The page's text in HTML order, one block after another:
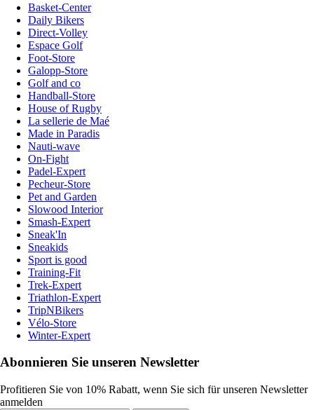
Basket-Center
Daily Bikers
Direct-Volley
Espace Golf
Foot-Store
Galopp-Store
Golf and co
Handball-Store
House of Rugby
La sellerie de Maé
Made in Paradis
Nauti-wave
On-Fight
Padel-Expert
Pecheur-Store
Pet and Garden
Slowood Interior
Smash-Expert
Sneak'In
Sneakids
Sport is good
Training-Fit
Trek-Expert
Triathlon-Expert
TripNBikers
Vélo-Store
Winter-Expert
Abonnieren Sie unseren Newsletter
Profitieren Sie von 10% Rabatt, wenn Sie sich für unseren Newsletter
anmelden